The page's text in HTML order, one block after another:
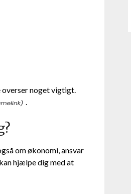
overser noget vigtigt.
.
om økonomi, ansvar
hjælpe dig med at